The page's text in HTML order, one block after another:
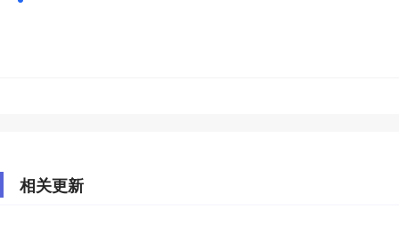
相关更新